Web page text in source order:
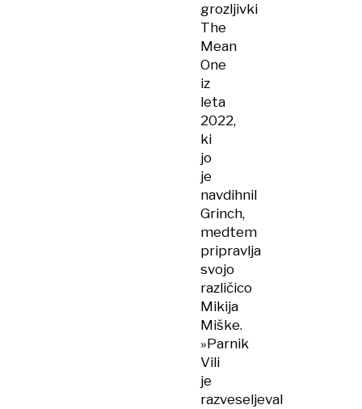
grozljivki
The
Mean
One
iz
leta
2022,
ki
jo
je
navdihnil
Grinch,
medtem
pripravlja
svojo
različico
Mikija
Miške.
»Parnik
Vili
je
razveseljeval